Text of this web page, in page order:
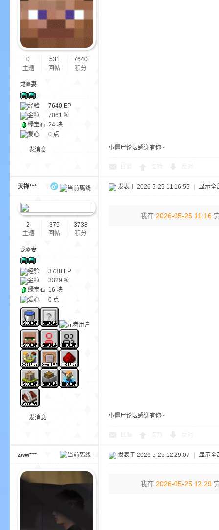
0
主题
531
回帖
7640
积分
龙❁妻
经验 7640 EP
金粒
7061 粒
绿宝石 24 块
爱心
0 点
发消息 小僵尸论坛感谢有你~
天禅***
2
主题
375
回帖
3738
积分
龙❁妻
经验 3738 EP
金粒
3329 粒
绿宝石 16 块
爱心
0 点
发消息
发表于 2026-5-25 11:16:55 显示全
我在 2026-05-25 11:16
小僵尸论坛感谢有你~
zww*** 发表于 2026-5-25 12:29:07 显示全
我在 2026-05-25 12:29